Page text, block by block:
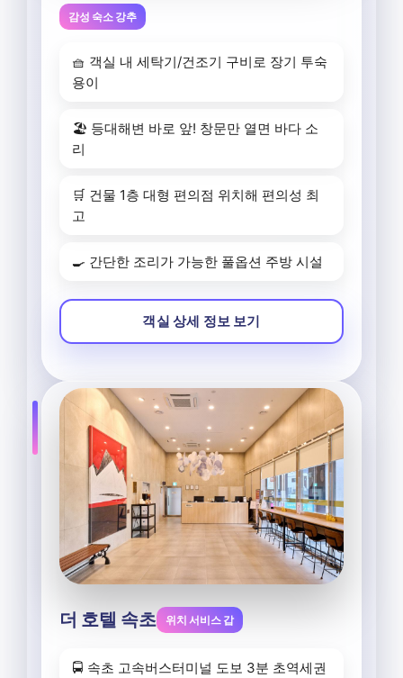
감성 숙소 강추
🧺 객실 내 세탁기/건조기 구비로 장기 투숙
용이
🏖️ 등대해변 바로 앞! 창문만 열면 바다 소
리
🛒 건물 1층 대형 편의점 위치해 편의성 최
고
🍳 간단한 조리가 가능한 풀옵션 주방 시설
객실 상세 정보 보기
더 호텔 속초 위치 서비스 갑
🚍 속초 고속버스터미널 도보 3분 초역세권